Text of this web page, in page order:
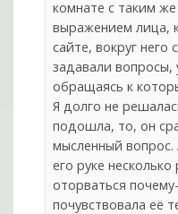
комнате с таким
выражением лица,
сайте, вокруг
задавали вопросы,
обращаясь к
Я долго не
подошла, то, он
мысленный
его руке
оторваться
почувствовала её